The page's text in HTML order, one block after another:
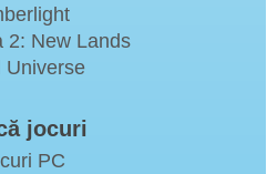
2: New Lands
Universe
jocuri
PC